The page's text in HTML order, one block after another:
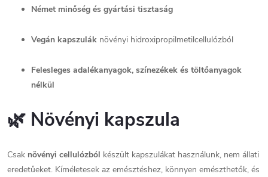
Német minőség és gyártási tisztaság
Vegán kapszulák növényi hidroxipropilmetilcellulózból
Felesleges adalékanyagok, színezékek és töltőanyagok
nélkül
🌿 Növényi kapszula
Csak növényi cellulózból készült kapszulákat használunk, nem állati
eredetűeket. Kíméletesek az emésztéshez, könnyen emészthetők, és